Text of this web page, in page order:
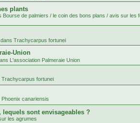
plants
Bourse de palmiers / le coin des bons plans / avis sur les
Trachycarpus fortunei
Union
L'association Palmeraie Union
Trachycarpus fortunei
Phoenix canariensis
sont envisageables ?
les agrumes